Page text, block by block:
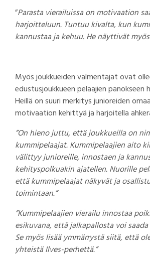
”Parasta vierailuissa on motivaation
harjoitteluun. Tuntuu kivalta, kun
kannustaa ja kehuu. He näyttivät
Myös joukkueiden valmentajat ovat
edustusjoukkueen pelaajien panokseen
Heillä on suuri merkitys junioreiden
motivaation kehittyä ja harjoitella
”On hieno juttu, että joukkueilla on
kummipelaajat. Kummipelaajien aito
välittyy junioreille, innostaen ja
kehityspolkuakin ajatellen. Nuorille
että kummipelaajat näkyvät ja
toimintaan.”
”Kummipelaajien vierailu innostaa
esikuvana, että jalkapallosta voi
Se myös lisää ymmärrystä siitä, että
yhteistä Ilves-perhettä.”